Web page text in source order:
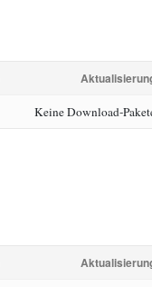
Keine Download-